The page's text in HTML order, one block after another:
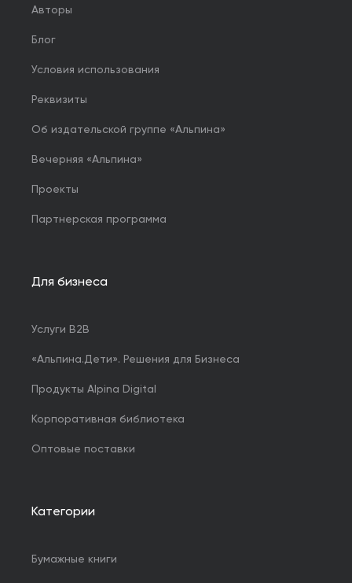
Авторы
Блог
Условия использования
Реквизиты
Об издательской группе «Альпина»
Вечерняя «Альпина»
Проекты
Партнерская программа
Для бизнеса
Услуги B2B
«Альпина.Дети». Решения для Бизнеса
Продукты Alpina Digital
Корпоративная библиотека
Оптовые поставки
Категории
Бумажные книги